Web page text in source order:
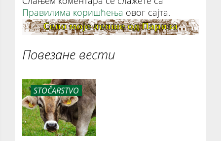
Правилима коришћења овог сајта.
Повезане вести
STOČARSTVO